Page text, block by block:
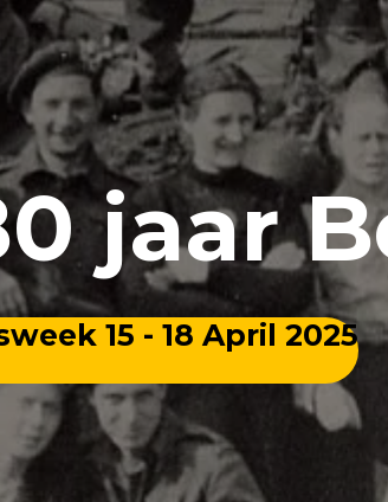
jaar
15 - 18 April 2025